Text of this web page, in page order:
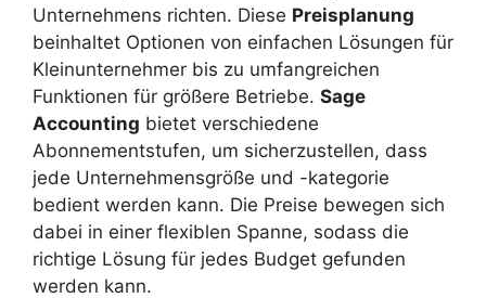
Unternehmens richten. Diese Preisplanung
beinhaltet Optionen von einfachen Lösungen für
Kleinunternehmer bis zu umfangreichen
Funktionen für größere Betriebe. Sage
Accounting bietet verschiedene
Abonnementstufen, um sicherzustellen, dass
jede Unternehmensgröße und -kategorie
bedient werden kann. Die Preise bewegen sich
dabei in einer flexiblen Spanne, sodass die
richtige Lösung für jedes Budget gefunden
werden kann.